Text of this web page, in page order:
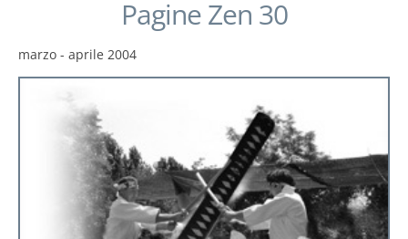
Pagine Zen 30
marzo - aprile 2004